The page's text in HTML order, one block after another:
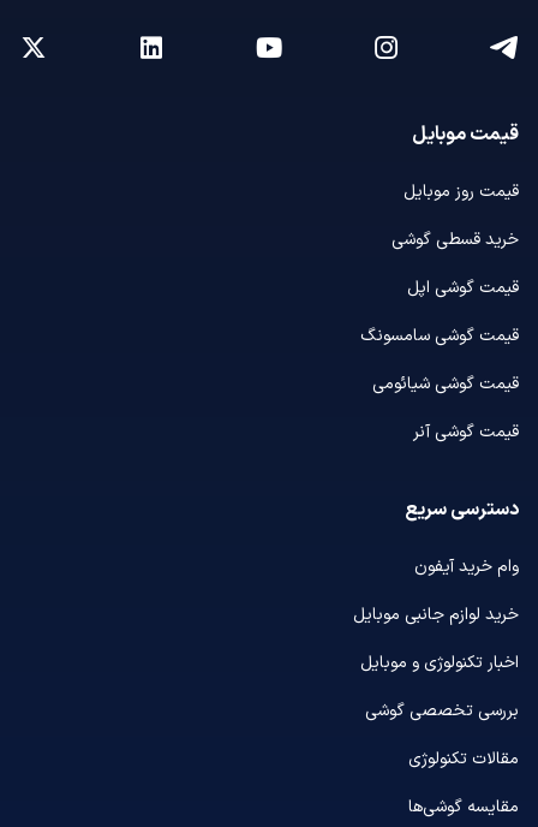
قیمت موبایل
قیمت روز موبایل
خرید قسطی گوشی
قیمت گوشی اپل
قیمت گوشی سامسونگ
قیمت گوشی شیائومی
قیمت گوشی آنر
دسترسی سریع
وام خرید آیفون
خرید لوازم جانبی موبایل
اخبار تکنولوژی و موبایل
بررسی تخصصی گوشی
مقالات تکنولوژی
مقایسه گوشی‌ها